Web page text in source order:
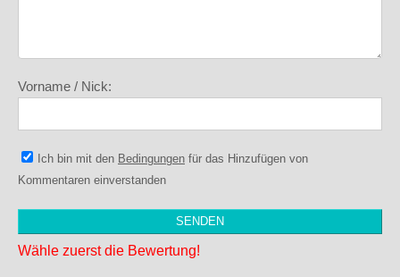
Vorname / Nick:
Ich bin mit den Bedingungen für das Hinzufügen von
Kommentaren einverstanden
Wähle zuerst die Bewertung!